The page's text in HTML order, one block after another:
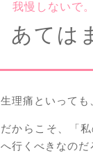
我慢しないで
あては
生理痛といっても
だからこそ、「
へ行くべきなの